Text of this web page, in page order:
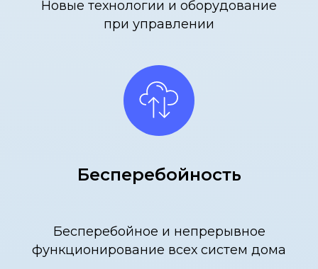
Новые технологии и оборудование
при управлении
Бесперебойность
Бесперебойное и непрерывное
функционирование всех систем дома